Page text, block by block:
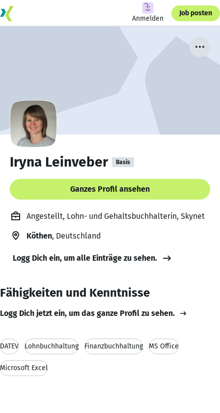
Anmelden
Job posten
Iryna Leinveber Basis
Ganzes Profil ansehen
Angestellt, Lohn- und Gehaltsbuchhalterin, Skynet
Köthen, Deutschland
Logg Dich ein, um alle Einträge zu sehen.
Fähigkeiten und Kenntnisse
Logg Dich jetzt ein, um das ganze Profil zu sehen.
DATEV Lohnbuchhaltung Finanzbuchhaltung MS Office
Microsoft Excel